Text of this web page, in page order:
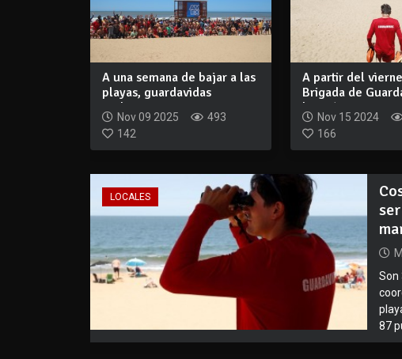
A una semana de bajar a las
playas, guardavidas
realizaron p...
Nov 09 2025
493
142
A partir del
Brigada de
bajará a...
Nov 15 2024
166
LOCALES
Son
87